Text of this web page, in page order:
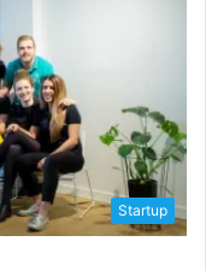
Startup